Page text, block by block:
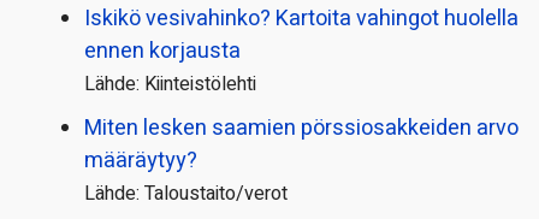
Iskikö vesivahinko? Kartoita vahingot huolella
ennen korjausta
Lähde: Kiinteistölehti
Miten lesken saamien pörssi­osakkeiden arvo
määräytyy?
Lähde: Taloustaito/verot